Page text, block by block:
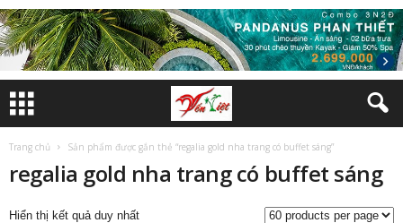
Trang chủ Sản phẩm được gắn thẻ “regalia gold nha trang có buffet sáng”
regalia gold nha trang có buffet sáng
Hiển thị kết quả duy nhất